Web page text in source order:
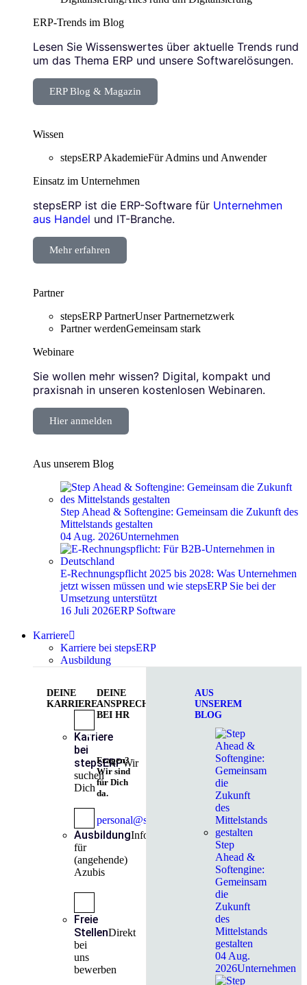
ERP-Trends im Blog
Lesen Sie Wissenswertes über aktuelle Trends rund
um das Thema ERP und unsere Softwarelösungen.
ERP Blog & Magazin
Wissen
stepsERP AkademieFür Admins und Anwender
Einsatz im Unternehmen
stepsERP ist die ERP-Software für Unternehmen
aus Handel und IT-Branche.
Mehr erfahren
Partner
stepsERP PartnerUnser Partnernetzwerk
Partner werdenGemeinsam stark
Webinare
Sie wollen mehr wissen? Digital, kompakt und
praxisnah in unseren kostenlosen Webinaren.
Hier anmelden
Aus unserem Blog
Step Ahead & Softengine: Gemeinsam die Zukunft des
Mittelstands gestalten
04 Aug. 2026Unternehmen
E-Rechnungspflicht 2025 bis 2028: Was Unternehmen
jetzt wissen müssen und wie stepsERP Sie bei der
Umsetzung unterstützt
16 Juli 2026ERP Software
Karriere
Karriere bei stepsERP
Ausbildung
DEINE
KARRIERE
Karriere
bei
stepsERPWir
suchen
Dich
AusbildungInfos
für
(angehende)
Azubis
Freie
StellenDirekt
bei
uns
bewerben
DEINE
ANSPRECHPARTNER
BEI HR
Fragen?
Wir sind
für Dich
da.
personal@stepahead.de
AUS
UNSEREM
BLOG
Step
Ahead &
Softengine:
Gemeinsam
die
Zukunft
des
Mittelstands
gestalten
04 Aug.
2026Unternehmen